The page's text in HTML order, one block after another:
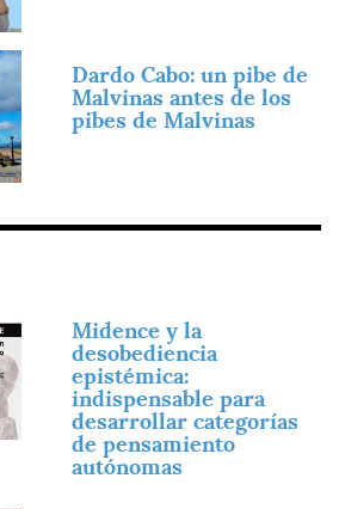
Dardo Cabo: un pibe de
Malvinas antes de los
pibes de Malvinas
Midence y la
desobediencia
epistémica:
indispensable para
desarrollar categorías
de pensamiento
autónomas